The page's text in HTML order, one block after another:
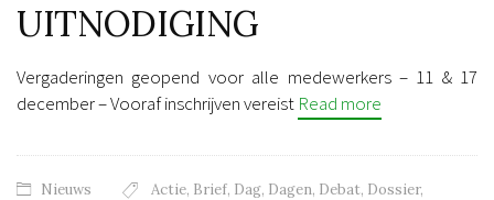
UITNODIGING
Vergaderingen geopend voor alle medewerkers – 11 & 17
december – Vooraf inschrijven vereist Read more
Nieuws Actie, Brief, Dag, Dagen, Debat, Dossier,